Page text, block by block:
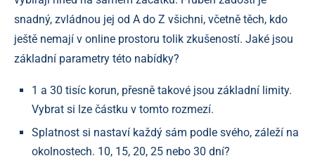
snadný, zvládnou jej od A do Z všichni, včetně těch, kdo
ještě nemají v online prostoru tolik zkušeností. Jaké jsou
základní parametry této nabídky?
1 a 30 tisíc korun, přesně takové jsou základní limity.
Vybrat si lze částku v tomto rozmezí.
Splatnost si nastaví každý sám podle svého, záleží na
okolnostech. 10, 15, 20, 25 nebo 30 dní?